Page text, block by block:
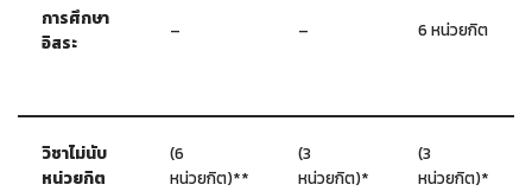
การศึกษา
อิสระ
– – 6 หน่วยกิต
วิชาไม่นับ
หน่วยกิต
(6
หน่วยกิต)**
(3
หน่วยกิต)*
(3
หน่วยกิต)*